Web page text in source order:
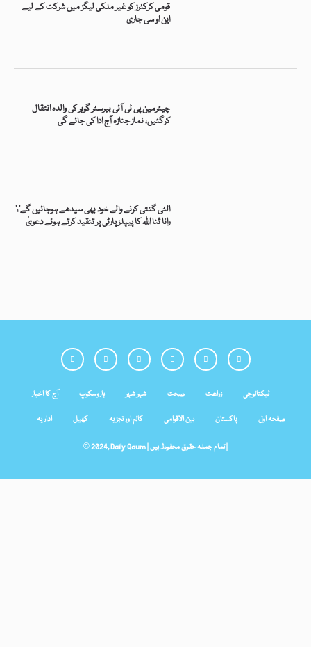
قومی کرکٹرز کو غیر ملکی لیگز میں شرکت کے لیے
این او سی جاری
چیئرمین پی ٹی آئی بیرسٹر گوہر کی والدہ انتقال
کرگئیں، نماز جنازہ آج ادا کی جائے گی
’الٹی گنتی کرنے والے خود بھی سیدھے ہوجائیں گے‘،
رانا ثنا اللہ کا پیپلز پارٹی پر تنقید کرتے ہوئے دعویٰ
آج کا اخبار ہاروسکوپ شہر شہر صحت زراعت ٹیکنالوجی
اداریہ کھیل کالم اور تجزیہ بین الاقوامی پاکستان صفحہ اول
© 2024, Daily Qaum | تمام جملہ حقوق محفوظ ہیں |